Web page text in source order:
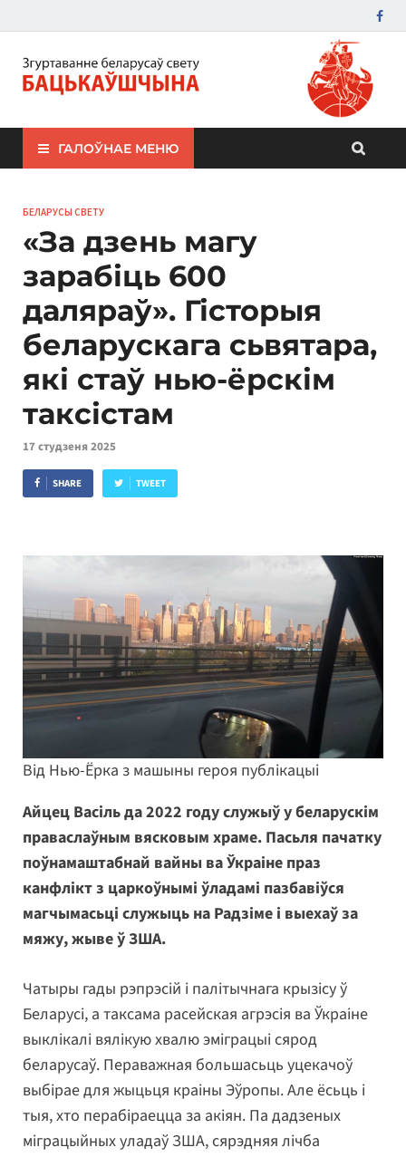
ЗБС "Бацькаўшчына"
ГАЛОЎНАЕ МЕНЮ
БЕЛАРУСЫ СВЕТУ
«За дзень магу
зарабіць 600
даляраў». Гісторыя
беларускага сьвятара,
які стаў нью-ёрскім
таксістам
17 студзеня 2025
SHARE TWEET
Від Нью-Ёрка з машыны героя публікацыі
Айцец Васіль да 2022 году служыў у беларускім
праваслаўным вясковым храме. Пасьля пачатку
поўнамаштабнай вайны ва Ўкраіне праз
канфлікт з царкоўнымі ўладамі пазбавіўся
магчымасьці служыць на Радзіме і выехаў за
мяжу, жыве ў ЗША.
Чатыры гады рэпрэсій і палітычнага крызісу ў
Беларусі, а таксама расейская агрэсія ва Ўкраіне
выклікалі вялікую хвалю эміграцыі сярод
беларусаў. Пераважная большасьць уцекачоў
выбірае для жыцьця краіны Эўропы. Але ёсьць і
тыя, хто перабіраецца за акіян. Па дадзеных
міграцыйных уладаў ЗША, сярэдняя лічба